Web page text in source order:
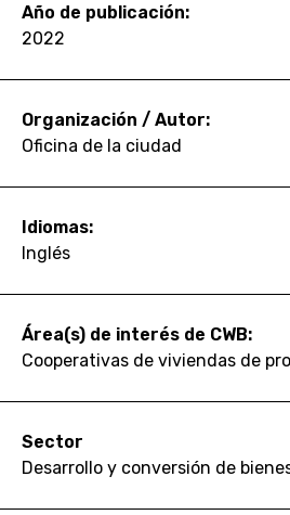
Año de publicación:
2022
Organización / Autor:
Oficina de la ciudad
Idiomas:
Inglés
Área(s) de interés de CWB:
Cooperativas de viviendas de
Sector
Desarrollo y conversión de